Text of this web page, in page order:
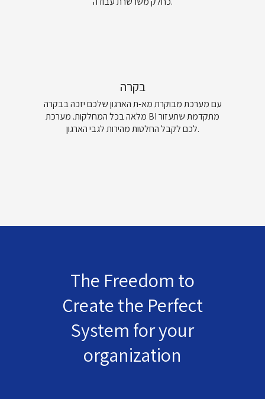
בקרה
עם מערכת מבוקרת מא-ת הארגון שלכם יזכה בבקרה
מלאה בכל המחלקות. מערכת BI מתקדמת שתעזור
לכם לקבל החלטות מהירות לגבי הארגון.
The Freedom to
Create the Perfect
System for your
organization